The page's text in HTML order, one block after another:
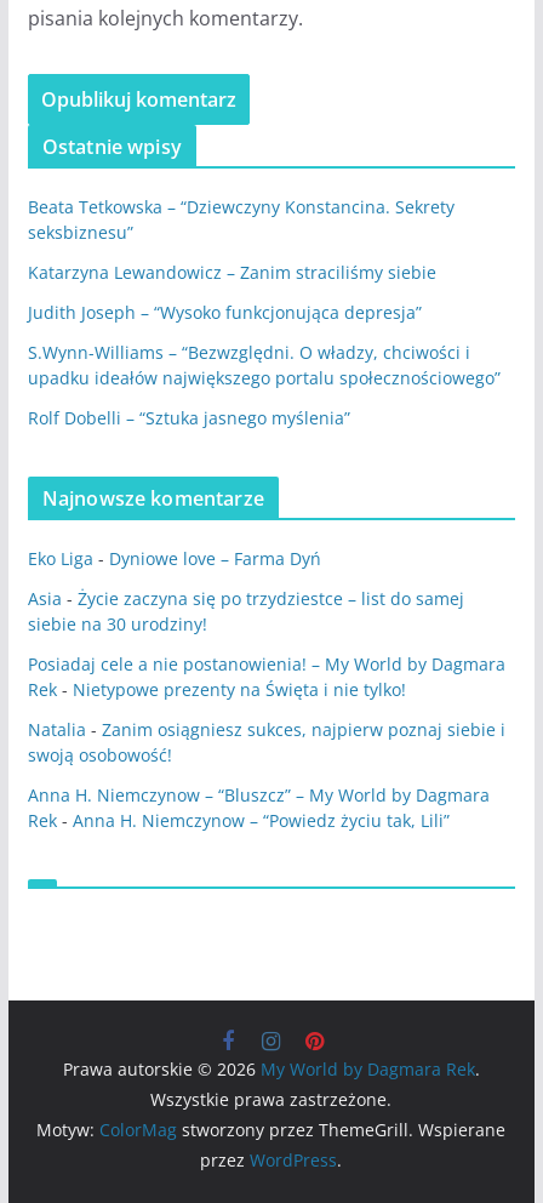
pisania kolejnych komentarzy.
Ostatnie wpisy
Beata Tetkowska – “Dziewczyny Konstancina. Sekrety
seksbiznesu”
Katarzyna Lewandowicz – Zanim straciliśmy siebie
Judith Joseph – “Wysoko funkcjonująca depresja”
S.Wynn-Williams – “Bezwzględni. O władzy, chciwości i
upadku ideałów największego portalu społecznościowego”
Rolf Dobelli – “Sztuka jasnego myślenia”
Najnowsze komentarze
Eko Liga - Dyniowe love – Farma Dyń
Asia - Życie zaczyna się po trzydziestce – list do samej
siebie na 30 urodziny!
Posiadaj cele a nie postanowienia! – My World by Dagmara
Rek- Nietypowe prezenty na Święta i nie tylko!
Natalia - Zanim osiągniesz sukces, najpierw poznaj siebie i
swoją osobowość!
Anna H. Niemczynow – “Bluszcz” – My World by Dagmara
Rek- Anna H. Niemczynow – “Powiedz życiu tak, Lili”
Prawa autorskie © 2026 My World by Dagmara Rek.
Wszystkie prawa zastrzeżone.
Motyw: ColorMag stworzony przez ThemeGrill. Wspierane
przezWordPress.